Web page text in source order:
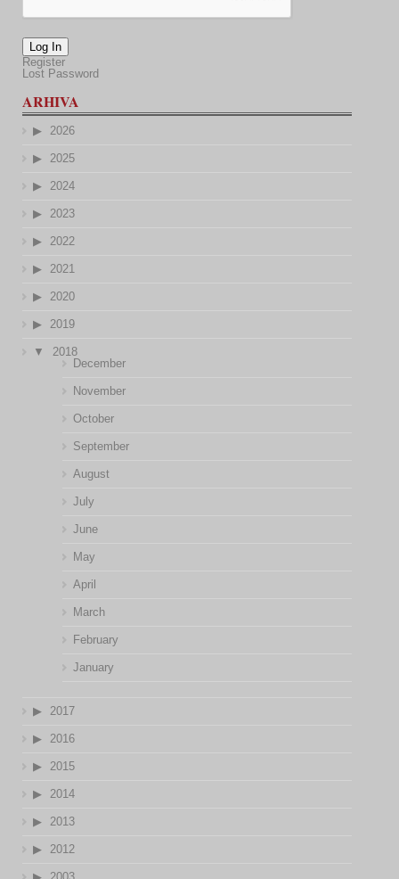
Log In
Register
Lost Password
ARHIVA
2026
2025
2024
2023
2022
2021
2020
2019
2018
December
November
October
September
August
July
June
May
April
March
February
January
2017
2016
2015
2014
2013
2012